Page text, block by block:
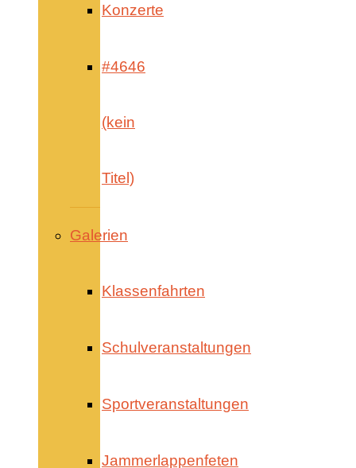
Konzerte
#4646
(kein
Titel)
Galerien
Klassenfahrten
Schulveranstaltungen
Sportveranstaltungen
Jammerlappenfeten